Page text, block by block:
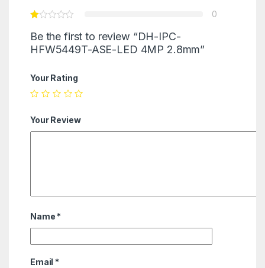
0
Be the first to review “DH-IPC-
HFW5449T-ASE-LED 4MP 2.8mm”
Your Rating
Your Review
Name *
Email *